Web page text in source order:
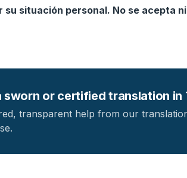
su situación personal. No se acepta
sworn or certified translation in
transparent help from our